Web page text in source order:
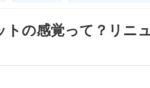
トの感覚って？リニ